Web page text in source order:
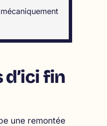
fin
une remontée